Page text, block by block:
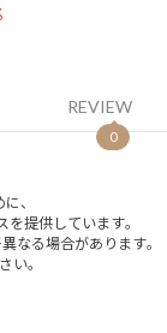
REVIEW
0
、
提供しています。
なる場合があります。
い。